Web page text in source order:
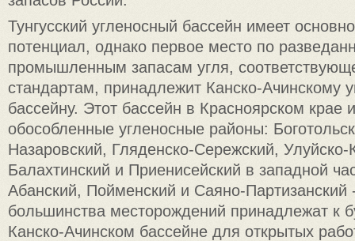
Тунгусский угленосный бассейн имеет
потенциал, однако первое место по
промышленным запасам угля,
стандартам, принадлежит Канско-Ачинскому
бассейну. Этот бассейн в Красноярском крае
обособленные угленосные районы:
Назаровский, Гляденско-Сережский, Улуйско-
Балахтинский и Приенисейский в западной
Абанский, Пойменский и Саяно-Партизанский
большинства месторождений принадлежат к
Канско-Ачинском бассейне для открытых